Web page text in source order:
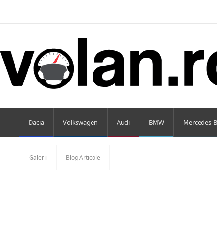
Dacia Volkswagen Audi BMW Mercedes-
Galerii Blog Articole